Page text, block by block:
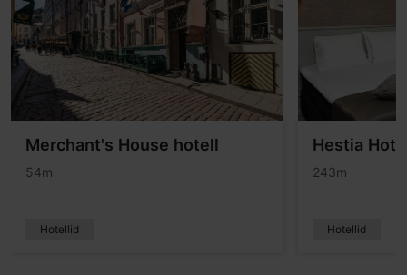
Merchant's House hotell
54m
Hotellid
Hestia
243m
Hotellid